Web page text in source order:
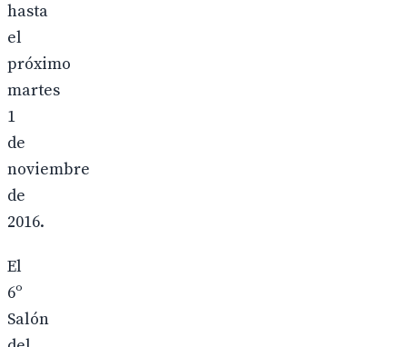
hasta
el
próximo
martes
1
de
noviembre
de
2016.
El
6º
Salón